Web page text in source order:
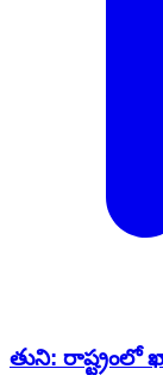
తుని: రాష్ట్రంలో